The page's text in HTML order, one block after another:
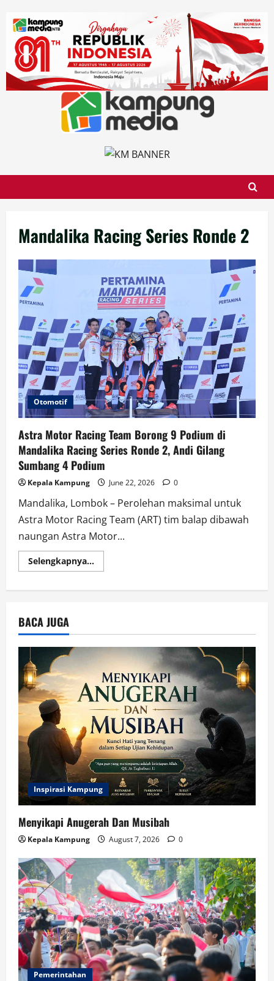
content
Mandalika Racing Series Ronde 2
Otomotif
Astra Motor Racing Team Borong 9 Podium di
Mandalika Racing Series Ronde 2, Andi Gilang
Sumbang 4 Podium
Kepala Kampung June 22, 2026 0
Mandalika, Lombok – Perolehan maksimal untuk
Astra Motor Racing Team (ART) tim balap dibawah
naungan Astra Motor...
Selengkapnya...Read
more
Podium
di
Mandalika
Racing
Series
Ronde
2,
Andi
Gilang
Sumbang
4
Podium
BACA JUGA
Inspirasi Kampung
Menyikapi Anugerah Dan Musibah
Kepala Kampung August 7, 2026 0
Pemerintahan